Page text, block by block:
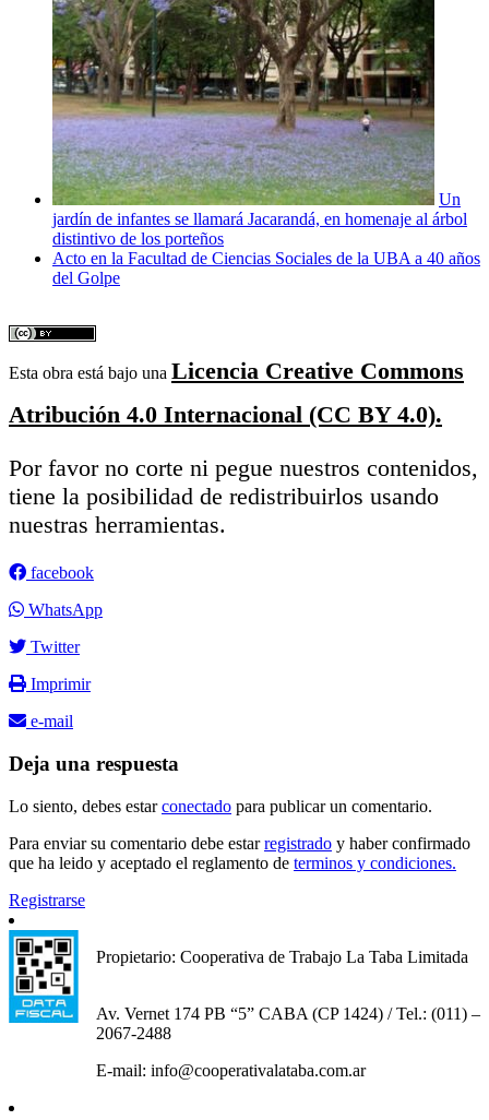
Un
jardín de infantes se llamará Jacarandá, en homenaje al árbol
distintivo de los porteños
Acto en la Facultad de Ciencias Sociales de la UBA a 40 años
del Golpe
Esta obra está bajo una Licencia Creative Commons
Atribución 4.0 Internacional (CC BY 4.0).
Por favor no corte ni pegue nuestros contenidos,
tiene la posibilidad de redistribuirlos usando
nuestras herramientas.
facebook
WhatsApp
Twitter
Imprimir
e-mail
Deja una respuesta
Lo siento, debes estarconectado para publicar un comentario.
Para enviar su comentario debe estarregistrado y haber confirmado
que ha leido y aceptado el reglamento de terminos y condiciones.
Registrarse
Propietario: Cooperativa de Trabajo La Taba Limitada
Av. Vernet 174 PB “5” CABA (CP 1424) / Tel.: (011) –
2067-2488
E-mail: info@cooperativalataba.com.ar